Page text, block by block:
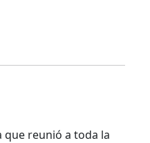
que reunió a toda la